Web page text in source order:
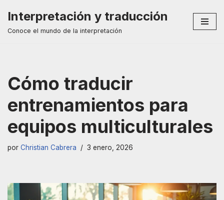
Saltar
Interpretación y traducción
Conoce el mundo de la interpretación
Cómo traducir
entrenamientos para
equipos multiculturales
por Christian Cabrera 3 enero, 2026